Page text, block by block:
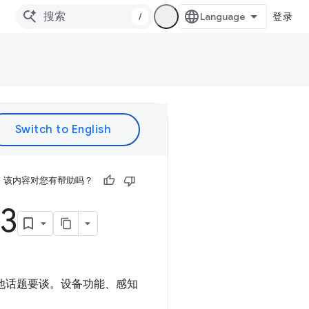
/ 登录
该内容对您有帮助吗？
话题要谈。设备功能、感知